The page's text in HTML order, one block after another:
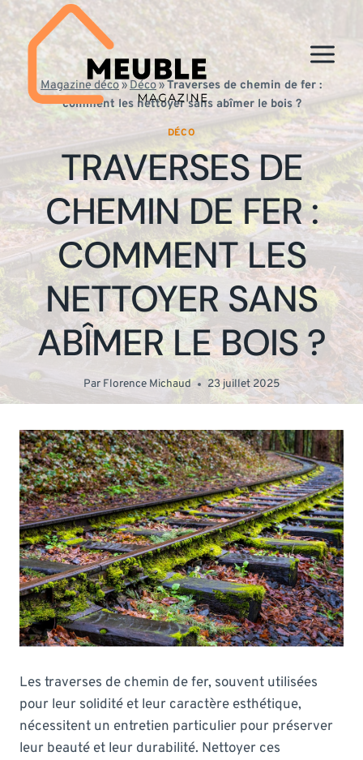
Aller
contenu
Magazine déco»Déco»Traverses de chemin de fer :
comment les nettoyer sans abîmer le bois ?
DÉCO
TRAVERSES DE
CHEMIN DE FER :
COMMENT LES
NETTOYER SANS
ABÎMER LE BOIS ?
Par Florence Michaud 23 juillet 2025
Les traverses de chemin de fer, souvent utilisées
pour leur solidité et leur caractère esthétique,
nécessitent un entretien particulier pour préserver
leur beauté et leur durabilité. Nettoyer ces